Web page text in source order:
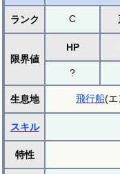
ランク C
限界値
HP
?
生息地 飛行船(エ
スキル
特性